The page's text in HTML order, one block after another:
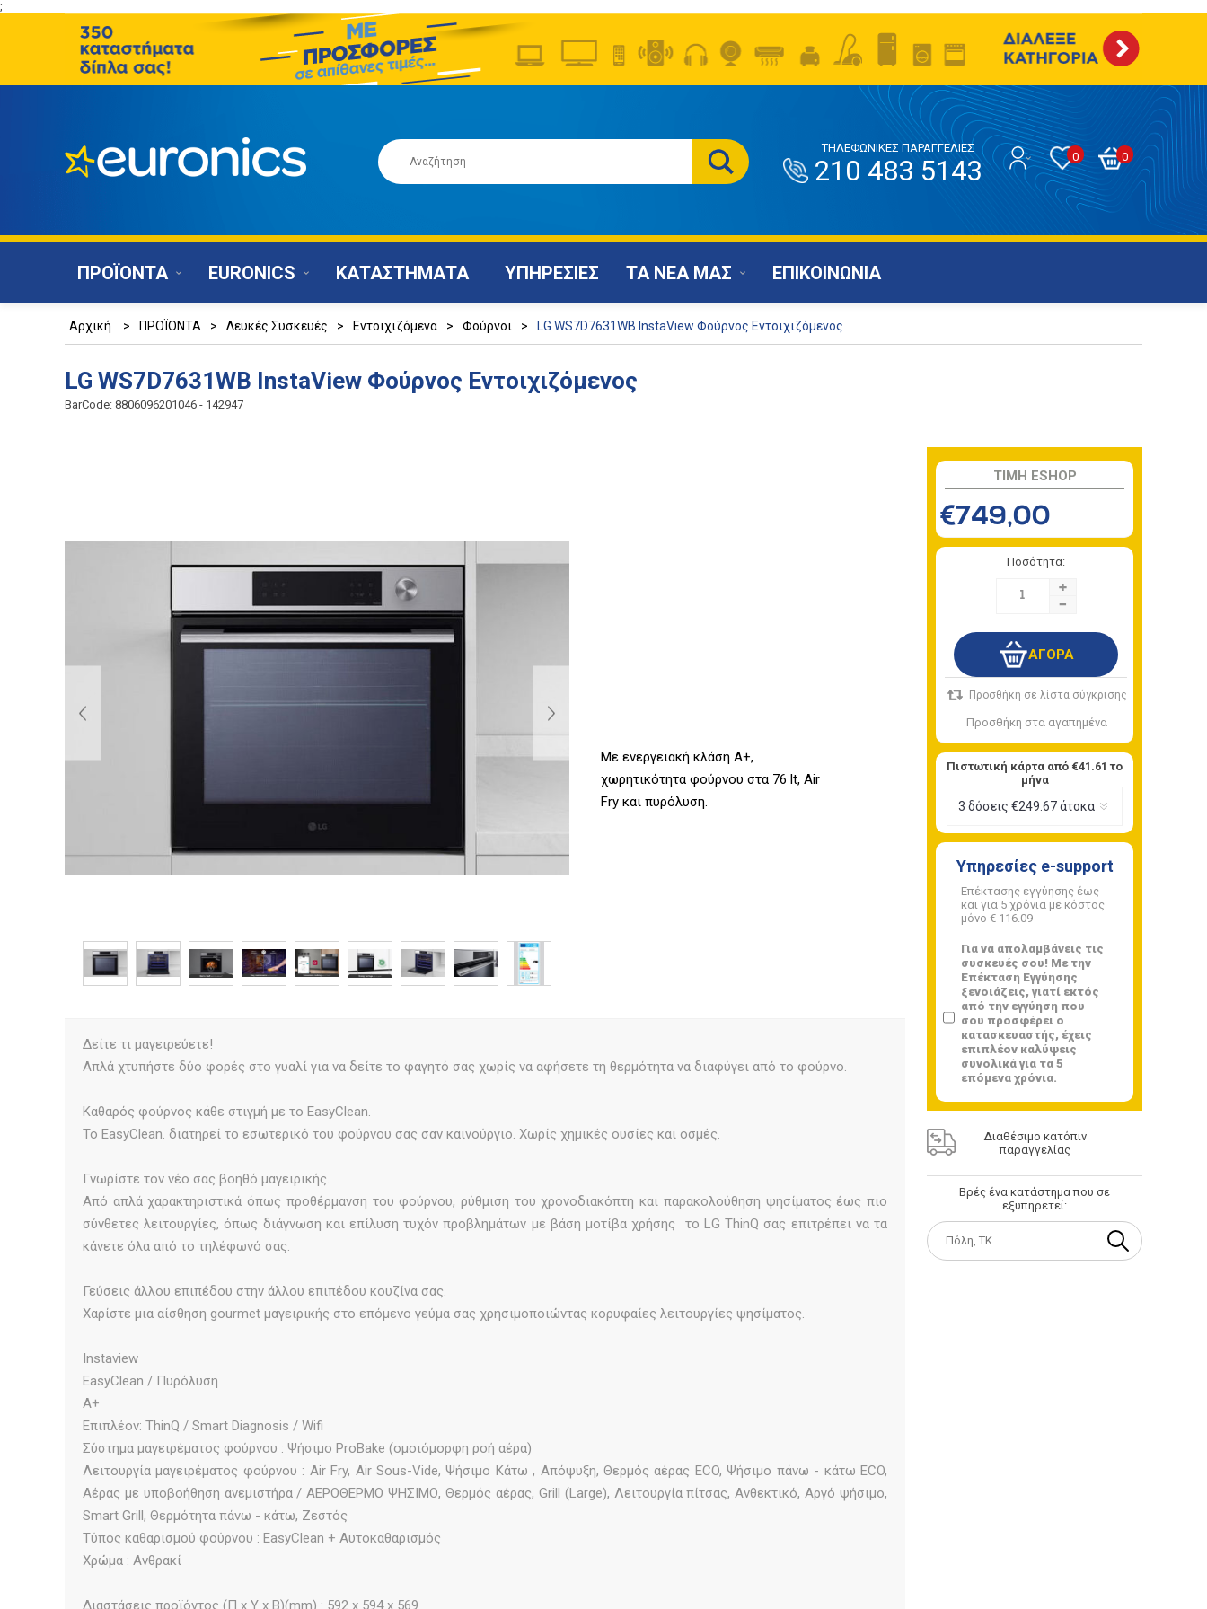
;
0
0
ΤΗΛΕΦΩΝΙΚΕΣ ΠΑΡΑΓΓΕΛΙΕΣ
210 483 5143
ΠΡΟΪΟΝΤΑ EURONICS ΚΑΤΑΣΤΗΜΑΤΑ ΥΠΗΡΕΣΙΕΣ ΤΑ ΝΕΑ ΜΑΣ ΕΠΙΚΟΙΝΩΝΙΑ
Αρχική > ΠΡΟΪΟΝΤΑ > Λευκές Συσκευές > Εντοιχιζόμενα > Φούρνοι > LG WS7D7631WB InstaView Φούρνος Εντοιχιζόμενος
LG WS7D7631WB InstaView Φούρνος Εντοιχιζόμενος
BarCode: 8806096201046 - 142947
Με ενεργειακή κλάση Α+,
χωρητικότητα φούρνου στα 76 lt, Air
Fry και πυρόλυση.
Δείτε τι μαγειρεύετε!
Απλά χτυπήστε δύο φορές στο γυαλί για να δείτε το φαγητό σας χωρίς να αφήσετε τη θερμότητα να διαφύγει από το φούρνο.
Καθαρός φούρνος κάθε στιγμή με το EasyClean.
Το EasyClean. διατηρεί το εσωτερικό του φούρνου σας σαν καινούργιο. Χωρίς χημικές ουσίες και οσμές.
Γνωρίστε τον νέο σας βοηθό μαγειρικής.
Από απλά χαρακτηριστικά όπως προθέρμανση του φούρνου, ρύθμιση του χρονοδιακόπτη και παρακολούθηση ψησίματος έως πιο
σύνθετες λειτουργίες, όπως διάγνωση και επίλυση τυχόν προβλημάτων με βάση μοτίβα χρήσης  το LG ThinQ σας επιτρέπει να τα
κάνετε όλα από το τηλέφωνό σας.
Γεύσεις άλλου επιπέδου στην άλλου επιπέδου κουζίνα σας.
Χαρίστε μια αίσθηση gourmet μαγειρικής στο επόμενο γεύμα σας χρησιμοποιώντας κορυφαίες λειτουργίες ψησίματος.
Instaview
EasyClean / Πυρόλυση
A+
Επιπλέον: ThinQ / Smart Diagnosis / Wifi
Σύστημα μαγειρέματος φούρνου : Ψήσιμο ProBake (ομοιόμορφη ροή αέρα)
Λειτουργία μαγειρέματος φούρνου : Air Fry, Air Sous-Vide, Ψήσιμο Κάτω , Απόψυξη, Θερμός αέρας ECO, Ψήσιμο πάνω - κάτω ECO,
Αέρας με υποβοήθηση ανεμιστήρα / ΑΕΡΟΘΕΡΜΟ ΨΗΣΙΜΟ, Θερμός αέρας, Grill (Large), Λειτουργία πίτσας, Ανθεκτικό, Αργό ψήσιμο,
Smart Grill, Θερμότητα πάνω - κάτω, Ζεστός
Τύπος καθαρισμού φούρνου : EasyClean + Αυτοκαθαρισμός
Χρώμα : Ανθρακί
Διαστάσεις προϊόντος (Π x Υ x Β)(mm) : 592 x 594 x 569
TIMH ESHOP
€749,00
Ποσότητα:
+
-
Πιστωτική κάρτα από €41.61 το
μήνα
Υπηρεσίες e-support
Επέκτασης εγγύησης έως
και για 5 χρόνια με κόστος
μόνο € 116.09
Για να απολαμβάνεις τις
συσκευές σου! Με την
Επέκταση Εγγύησης
ξενοιάζεις, γιατί εκτός
από την εγγύηση που
σου προσφέρει ο
κατασκευαστής, έχεις
επιπλέον καλύψεις
συνολικά για τα 5
επόμενα χρόνια.
Διαθέσιμο κατόπιν
παραγγελίας
Βρές ένα κατάστημα που σε
εξυπηρετεί: